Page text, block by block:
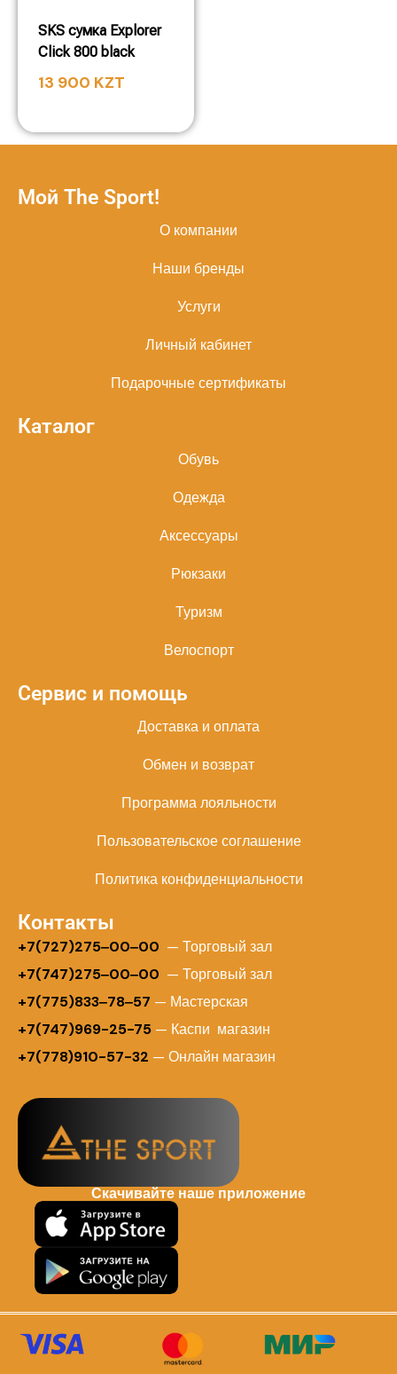
SKS сумка Explorer
Click 800 black
13 900 KZT
Мой The Sport!
О компании
Наши бренды
Услуги
Личный кабинет
Подарочные сертификаты
Каталог
Обувь
Одежда
Аксессуары
Рюкзаки
Туризм
Велоспорт
Сервис и помощь
Доставка и оплата
Обмен и возврат
Программа лояльности
Пользовательское соглашение
Политика конфиденциальности
Контакты
+7(727)275‒00‒00 — Торговый зал
+7(747)275‒00‒00 — Торговый зал
+7(775)833‒78‒57 — Мастерская
+7(747)969-25-75 — Каспи магазин
+7(778)910-57-32 — Онлайн магазин
Скачивайте наше приложение